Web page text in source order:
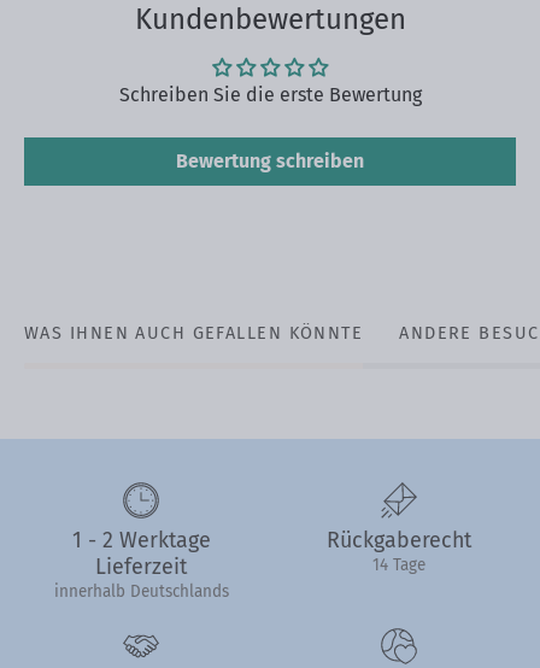
Kundenbewertungen
Schreiben Sie die erste Bewertung
Bewertung schreiben
WAS IHNEN AUCH GEFALLEN KÖNNTE ANDERE
1 - 2 Werktage
Lieferzeit
innerhalb Deutschlands
Rückgaberecht
14 Tage